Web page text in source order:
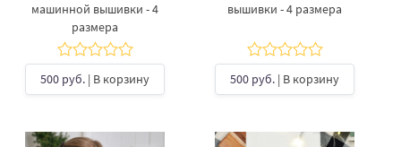
машинной вышивки - 4
размера
500 руб. | В корзину
вышивки - 4 размера
500 руб. | В корзину